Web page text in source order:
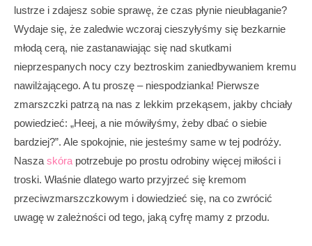
lustrze i zdajesz sobie sprawę, że czas płynie nieubłaganie?
Wydaje się, że zaledwie wczoraj cieszyłyśmy się bezkarnie
młodą cerą, nie zastanawiając się nad skutkami
nieprzespanych nocy czy beztroskim zaniedbywaniem kremu
nawilżającego. A tu proszę – niespodzianka! Pierwsze
zmarszczki patrzą na nas z lekkim przekąsem, jakby chciały
powiedzieć: „Heej, a nie mówiłyśmy, żeby dbać o siebie
bardziej?”. Ale spokojnie, nie jesteśmy same w tej podróży.
Nasza skóra potrzebuje po prostu odrobiny więcej miłości i
troski. Właśnie dlatego warto przyjrzeć się kremom
przeciwzmarszczkowym i dowiedzieć się, na co zwrócić
uwagę w zależności od tego, jaką cyfrę mamy z przodu.